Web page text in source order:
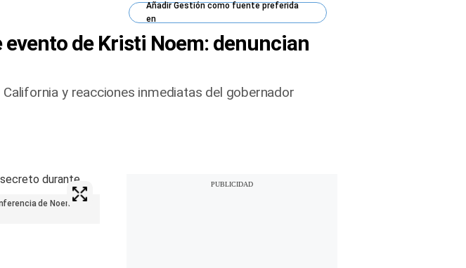
AñadirGestióncomo fuente preferida
en
de Kristi Noem: denuncian
y reacciones inmediatas del gobernador
de Noem